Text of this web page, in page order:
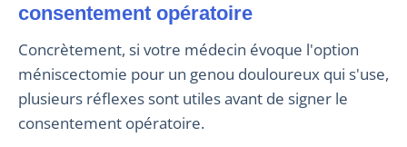
consentement opératoire
Concrètement, si votre médecin évoque l'option
méniscectomie pour un genou douloureux qui s'use,
plusieurs réflexes sont utiles avant de signer le
consentement opératoire.